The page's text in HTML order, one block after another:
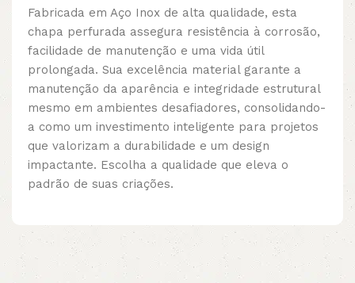
Fabricada em Aço Inox de alta qualidade, esta
chapa perfurada assegura resistência à corrosão,
facilidade de manutenção e uma vida útil
prolongada. Sua excelência material garante a
manutenção da aparência e integridade estrutural
mesmo em ambientes desafiadores, consolidando-
a como um investimento inteligente para projetos
que valorizam a durabilidade e um design
impactante. Escolha a qualidade que eleva o
padrão de suas criações.